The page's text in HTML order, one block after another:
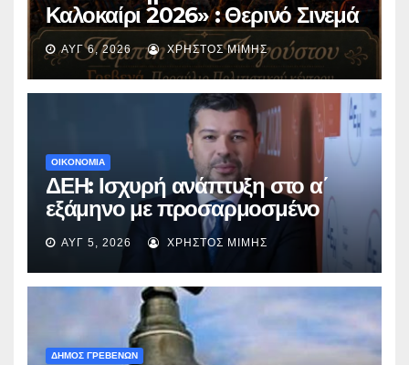
Καλοκαίρι 2026» : Θερινό Σινεμά
με την βραβευμένη ταινία
«Μικρές Ανάσες».
ΑΥΓ 6, 2026 ΧΡΉΣΤΟΣ ΜΊΜΗΣ
ΟΙΚΟΝΟΜΙΑ
ΔΕΗ: Ισχυρή ανάπτυξη στο α΄
εξάμηνο με προσαρμοσμένο
EBITDA στα €1,2 δισ.
ΑΥΓ 5, 2026 ΧΡΉΣΤΟΣ ΜΊΜΗΣ
ΔΗΜΟΣ ΓΡΕΒΕΝΩΝ